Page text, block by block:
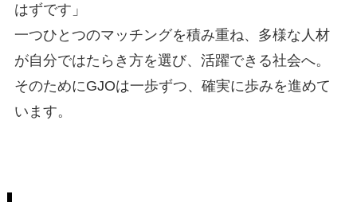
はずです」
一つひとつのマッチングを積み重ね、多様な人材
が自分ではたらき方を選び、活躍できる社会へ。
そのためにGJOは一歩ずつ、確実に歩みを進めて
います。